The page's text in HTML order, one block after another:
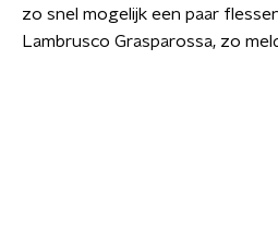
zo snel mogelijk een paar
Lambrusco Grasparossa, zo